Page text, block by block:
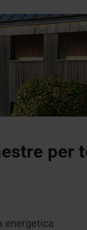
Area
dati
per
energetica